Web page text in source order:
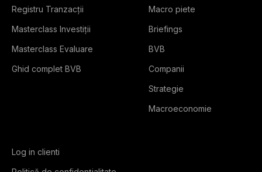
Registru Tranzacții
Masterclass Investiții
Masterclass Evaluare
Ghid complet BVB
Macro piete
Briefings
BVB
Companii
Strategie
Macroeconomie
Log in clienti